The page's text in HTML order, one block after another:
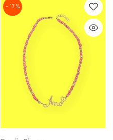
- 17 %